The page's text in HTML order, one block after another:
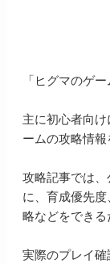
「ヒグマのゲ
主に初心者向
ームの攻略情報
攻略記事では
に、育成優先
略などをできる
実際のプレイ